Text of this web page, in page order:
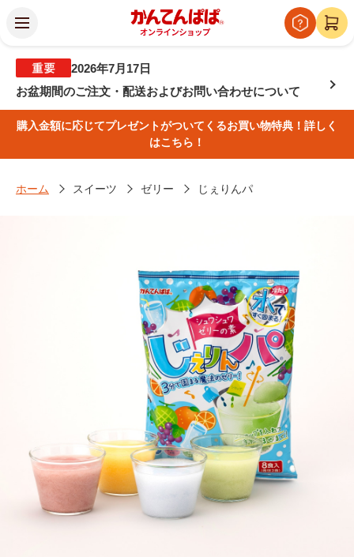
2026年7月17日
お盆期間のご注文・配送およびお問い合わせについて
購入金額に応じてプレゼントがついてくるお買い物特典！詳しく
はこちら！
ホーム スイーツ ゼリー じぇりんパ